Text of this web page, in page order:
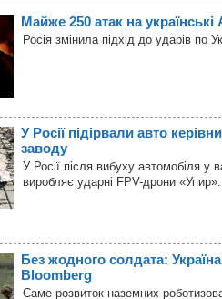
Майже 250 атак на
Росія змінила підхід до ударів по
У Росії підірвали авто
заводу
У Росії після вибуху автомобіля у
виробляє ударні FPV-дрони «Упир».
Без жодного солдата:
Bloomberg
Саме розвиток наземних